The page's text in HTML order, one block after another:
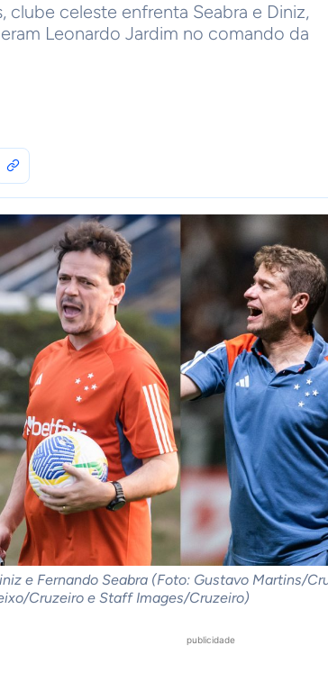
clube celeste enfrenta Seabra e Diniz,
Leonardo Jardim no comando da
e Fernando Seabra (Foto: Gustavo Martins/
Cruzeiro e Staff Images/Cruzeiro)
publicidade